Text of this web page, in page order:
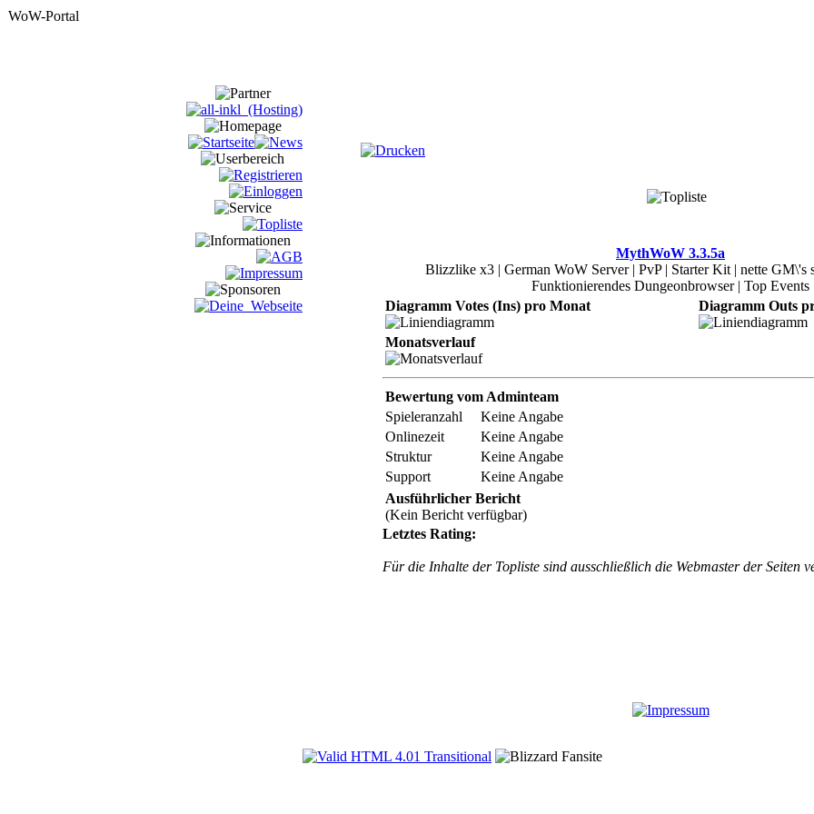
MythWoW 3.3.5a
Blizzlike x3 | German WoW Server | PvP | Starter Kit | nette GM\'s
Funktionierendes Dungeonbrowser | Top Events
Diagramm Votes (Ins) pro Monat
Diagramm Outs
Monatsverlauf
Bewertung vom Adminteam
Spieleranzahl
Keine Angabe
Onlinezeit
Keine Angabe
Struktur
Keine Angabe
Support
Keine Angabe
Ausführlicher Bericht
(Kein Bericht verfügbar)
Letztes Rating:
Für die Inhalte der Topliste sind ausschließlich die Webmaster der Seiten